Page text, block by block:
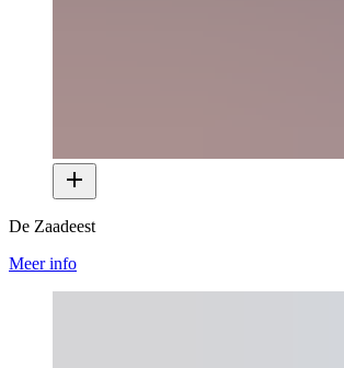
De Zaadeest
Meer info